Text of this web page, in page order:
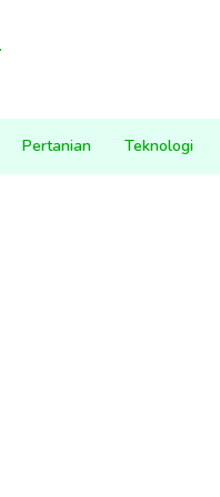
Pertanian Teknologi